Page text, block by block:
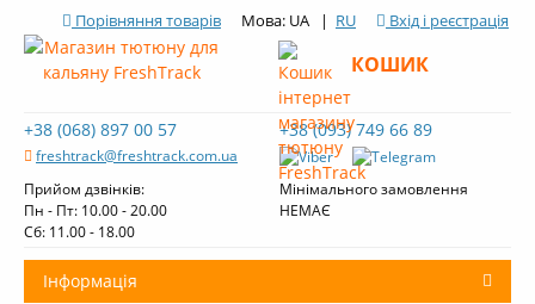
Порівняння товарів Мова: UA | RU Вхід і реєстрація
+38 (068) 897 00 57
freshtrack@freshtrack.com.ua
+38 (093) 749 66 89
Прийом дзвінків:
Пн - Пт: 10.00 - 20.00
Cб: 11.00 - 18.00
Мінімального замовлення
НЕМАЄ
КОШИК
Інформація